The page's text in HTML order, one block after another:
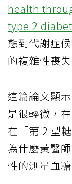
health
type 2
態到代謝症
的複雜性喪失
這篇論文顯
是很輕微，
在「第 2 型
為什麼黃醫
性的測量血糖